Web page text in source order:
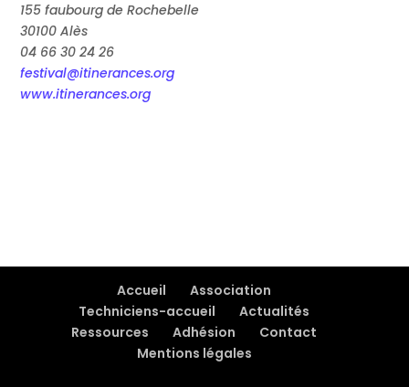
155 faubourg de Rochebelle
30100 Alès
04 66 30 24 26
festival@itinerances.org
www.itinerances.org
Accueil
Association
Techniciens-accueil
Actualités
Ressources
Adhésion
Contact
Mentions légales